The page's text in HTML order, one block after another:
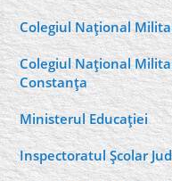
Colegiul Naţional
Colegiul Naţional
Constanţa
Ministerul Educaţiei
Inspectoratul Şcolar